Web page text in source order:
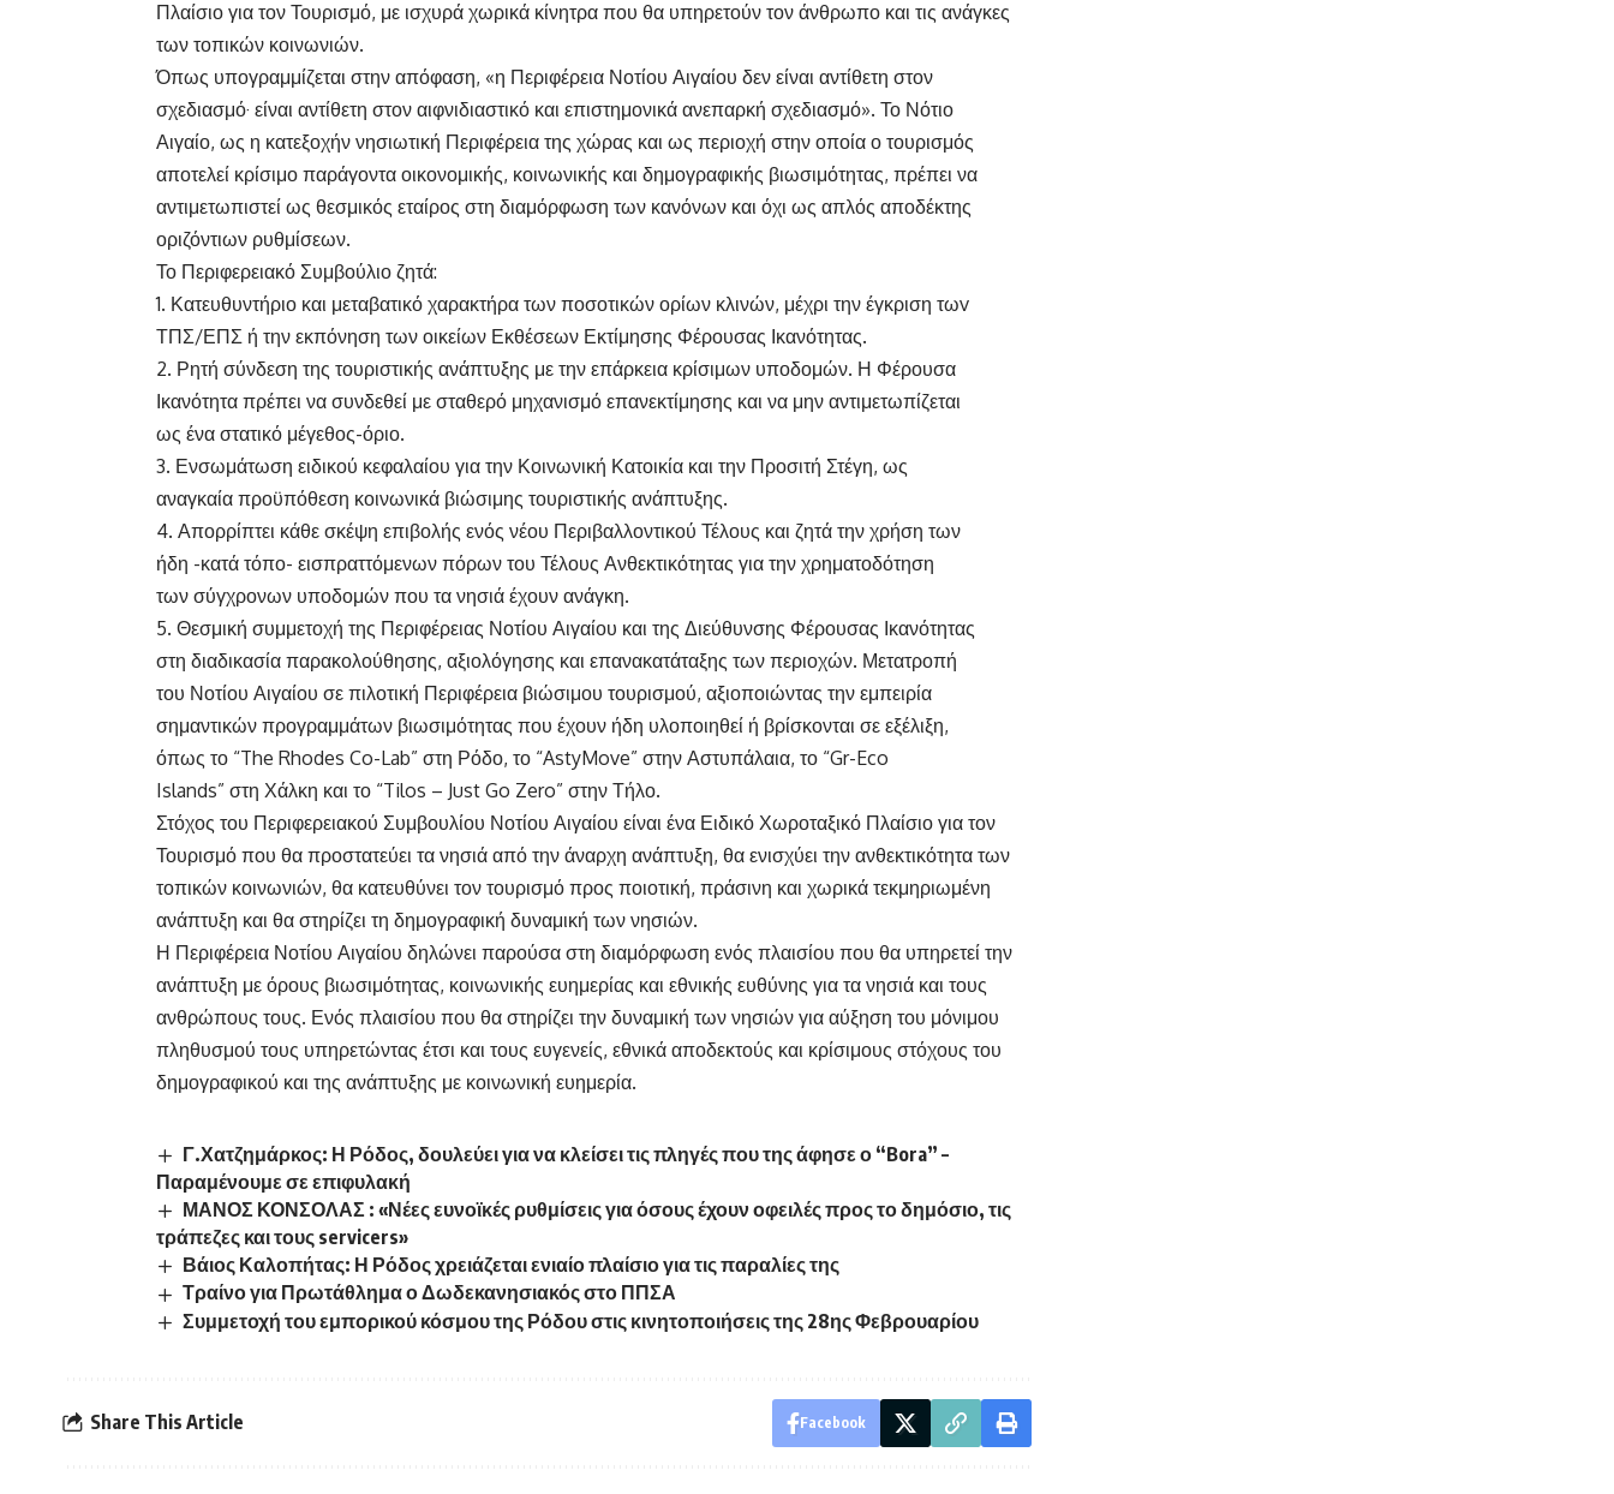
Πλαίσιο για τον Τουρισμό, με ισχυρά χωρικά κίνητρα που θα υπηρετούν τον άνθρωπο και τις ανάγκες
των τοπικών κοινωνιών.
Όπως υπογραμμίζεται στην απόφαση, «η Περιφέρεια Νοτίου Αιγαίου δεν είναι αντίθετη στον
σχεδιασμό· είναι αντίθετη στον αιφνιδιαστικό και επιστημονικά ανεπαρκή σχεδιασμό». Το Νότιο
Αιγαίο, ως η κατεξοχήν νησιωτική Περιφέρεια της χώρας και ως περιοχή στην οποία ο τουρισμός
αποτελεί κρίσιμο παράγοντα οικονομικής, κοινωνικής και δημογραφικής βιωσιμότητας, πρέπει να
αντιμετωπιστεί ως θεσμικός εταίρος στη διαμόρφωση των κανόνων και όχι ως απλός αποδέκτης
οριζόντιων ρυθμίσεων.
Το Περιφερειακό Συμβούλιο ζητά:
1. Κατευθυντήριο και μεταβατικό χαρακτήρα των ποσοτικών ορίων κλινών, μέχρι την έγκριση τωv
ΤΠΣ/ΕΠΣ ή την εκπόνηση των οικείων Εκθέσεων Εκτίμησης Φέρουσας Ικανότητας.
2. Ρητή σύνδεση της τουριστικής ανάπτυξης με την επάρκεια κρίσιμων υποδομών. Η Φέρουσα
Ικανότητα πρέπει να συνδεθεί με σταθερό μηχανισμό επανεκτίμησης και να μην αντιμετωπίζεται
ως ένα στατικό μέγεθος-όριο.
3. Ενσωμάτωση ειδικού κεφαλαίου για την Κοινωνική Κατοικία και την Προσιτή Στέγη, ως
αναγκαία προϋπόθεση κοινωνικά βιώσιμης τουριστικής ανάπτυξης.
4. Απορρίπτει κάθε σκέψη επιβολής ενός νέου Περιβαλλοντικού Τέλους και ζητά την χρήση των
ήδη -κατά τόπο- εισπραττόμενων πόρων του Τέλους Ανθεκτικότητας για την χρηματοδότηση
των σύγχρονων υποδομών που τα νησιά έχουν ανάγκη.
5. Θεσμική συμμετοχή της Περιφέρειας Νοτίου Αιγαίου και της Διεύθυνσης Φέρουσας Ικανότητας
στη διαδικασία παρακολούθησης, αξιολόγησης και επανακατάταξης των περιοχών. Μετατροπή
του Νοτίου Αιγαίου σε πιλοτική Περιφέρεια βιώσιμου τουρισμού, αξιοποιώντας την εμπειρία
σημαντικών προγραμμάτων βιωσιμότητας που έχουν ήδη υλοποιηθεί ή βρίσκονται σε εξέλιξη,
όπως το “The Rhodes Co-Lab” στη Ρόδο, το “AstyMove” στην Αστυπάλαια, το “Gr-Eco
Islands” στη Χάλκη και το “Tilos – Just Go Zero” στην Τήλο.
Στόχος του Περιφερειακού Συμβουλίου Νοτίου Αιγαίου είναι ένα Ειδικό Χωροταξικό Πλαίσιο για τον
Τουρισμό που θα προστατεύει τα νησιά από την άναρχη ανάπτυξη, θα ενισχύει την ανθεκτικότητα των
τοπικών κοινωνιών, θα κατευθύνει τον τουρισμό προς ποιοτική, πράσινη και χωρικά τεκμηριωμένη
ανάπτυξη και θα στηρίζει τη δημογραφική δυναμική των νησιών.
Η Περιφέρεια Νοτίου Αιγαίου δηλώνει παρούσα στη διαμόρφωση ενός πλαισίου που θα υπηρετεί την
ανάπτυξη με όρους βιωσιμότητας, κοινωνικής ευημερίας και εθνικής ευθύνης για τα νησιά και τους
ανθρώπους τους. Ενός πλαισίου που θα στηρίζει την δυναμική των νησιών για αύξηση του μόνιμου
πληθυσμού τους υπηρετώντας έτσι και τους ευγενείς, εθνικά αποδεκτούς και κρίσιμους στόχους του
δημογραφικού και της ανάπτυξης με κοινωνική ευημερία.
Γ.Χατζημάρκος: Η Ρόδος, δουλεύει για να κλείσει τις πληγές που της άφησε ο “Bora” –
Παραμένουμε σε επιφυλακή
ΜΑΝΟΣ ΚΟΝΣΟΛΑΣ : «Νέες ευνοϊκές ρυθμίσεις για όσους έχουν οφειλές προς το δημόσιο, τις
τράπεζες και τους servicers»
Βάιος Καλοπήτας: Η Ρόδος χρειάζεται ενιαίο πλαίσιο για τις παραλίες της
Τραίνο για Πρωτάθλημα ο Δωδεκανησιακός στο ΠΠΣΑ
Συμμετοχή του εμπορικού κόσμου της Ρόδου στις κινητοποιήσεις της 28ης Φεβρουαρίου
Share This Article Facebook